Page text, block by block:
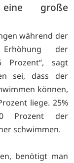
eine große
während der
der
sagt
sei, dass der
können,
liege. 25%
Prozent der
schwimmen.
benötigt man